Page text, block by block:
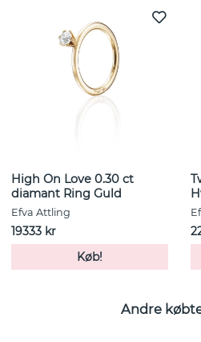
High On Love 0.30 ct
diamant Ring Guld
Efva Attling
19333 kr
Køb!
Andre